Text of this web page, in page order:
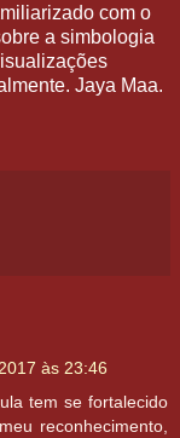
com o
a simbologia
Jaya Maa.
às 23:46
tem se fortalecido
reconhecimento,